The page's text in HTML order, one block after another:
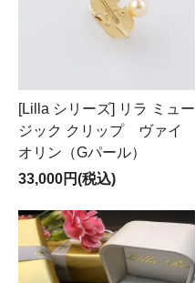
[Lilla シリーズ] リラ ミュー
ジック クリップ ヴァイ
オリン（Gパール）
33,000円(税込)